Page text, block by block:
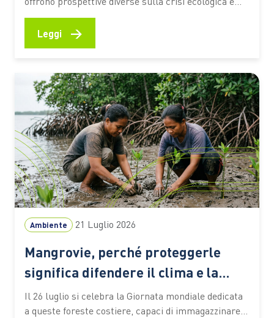
sul rapporto tra persone e ambiente. I titoli
premiati dal Premio Demetra 2026 diventano una
selezione utile per riflettere su clima, turismo,
chi mette in valigia un…
Leggi →
Ambiente 21 Luglio 2026
Mangrovie, perché proteggerle
significa difendere il clima e la
biodiversità
Il 26 luglio si celebra la Giornata mondiale dedicata
a queste foreste costiere, capaci di immagazzinare